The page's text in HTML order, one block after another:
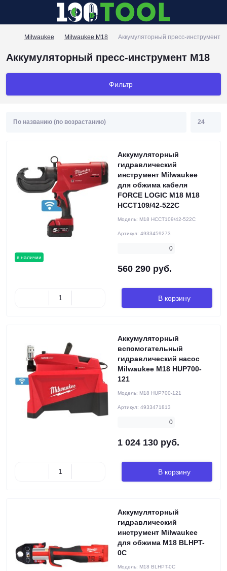
Milwaukee Milwaukee M18 Аккумуляторный пресс-инструмент
Аккумуляторный пресс-инструмент M18
Фильтр
в наличии
Аккумуляторный
гидравлический
инструмент Milwaukee
для обжима кабеля
FORCE LOGIC M18 M18
HCCT109/42-522C
Модель: M18 HCCT109/42-522C
Артикул: 4933459273
0
560 290 руб.
В корзину
Аккумуляторный
вспомогательный
гидравлический насос
Milwaukee M18 HUP700-
121
Модель: M18 HUP700-121
Артикул: 4933471813
0
1 024 130 руб.
В корзину
Аккумуляторный
гидравлический
инструмент Milwaukee
для обжима M18 BLHPT-
0C
Модель: M18 BLHPT-0C